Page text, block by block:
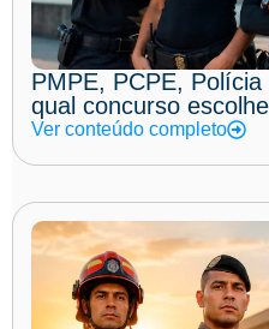
PMPE, PCPE,
qual concurso
Ver conteúdo completo